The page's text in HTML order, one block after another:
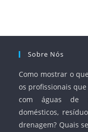
Sobre Nós
Como mostrar o
os profissionais
com águas de
domésticos,
drenagem? Quais